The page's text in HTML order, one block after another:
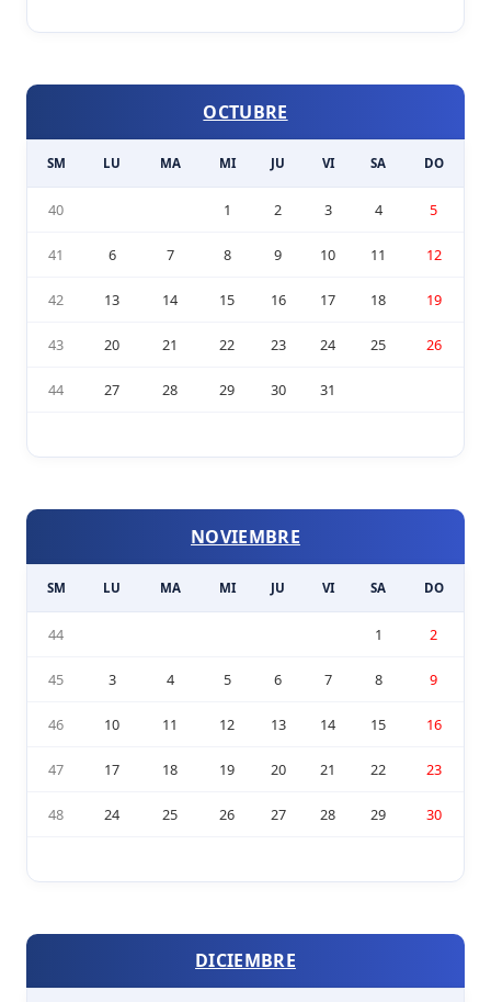
OCTUBRE
SM LU MA MI JU VI SA DO
40 1 2 3 4 5
41 6 7 8 9 10 11 12
42 13 14 15 16 17 18 19
43 20 21 22 23 24 25 26
44 27 28 29 30 31
NOVIEMBRE
SM LU MA MI JU VI SA DO
44 1 2
45 3 4 5 6 7 8 9
46 10 11 12 13 14 15 16
47 17 18 19 20 21 22 23
48 24 25 26 27 28 29 30
DICIEMBRE